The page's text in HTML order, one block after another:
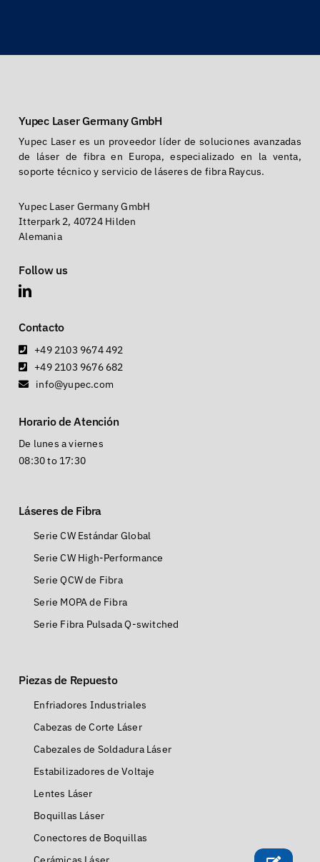
Yupec Laser Germany GmbH
Yupec Laser es un proveedor líder de soluciones avanzadas
de láser de fibra en Europa, especializado en la venta,
soporte técnico y servicio de láseres de fibra Raycus.
Yupec Laser Germany GmbH
Itterpark 2, 40724 Hilden
Alemania
Follow us
Contacto
+49 2103 9674 492
+49 2103 9676 682
info@yupec.com
Horario de Atención
De lunes a viernes
08:30 to 17:30
Láseres de Fibra
Serie CW Estándar Global
Serie CW High-Performance
Serie QCW de Fibra
Serie MOPA de Fibra
Serie Fibra Pulsada Q-switched
Piezas de Repuesto
Enfriadores Industriales
Cabezas de Corte Láser
Cabezales de Soldadura Láser
Estabilizadores de Voltaje
Lentes Láser
Boquillas Láser
Conectores de Boquillas